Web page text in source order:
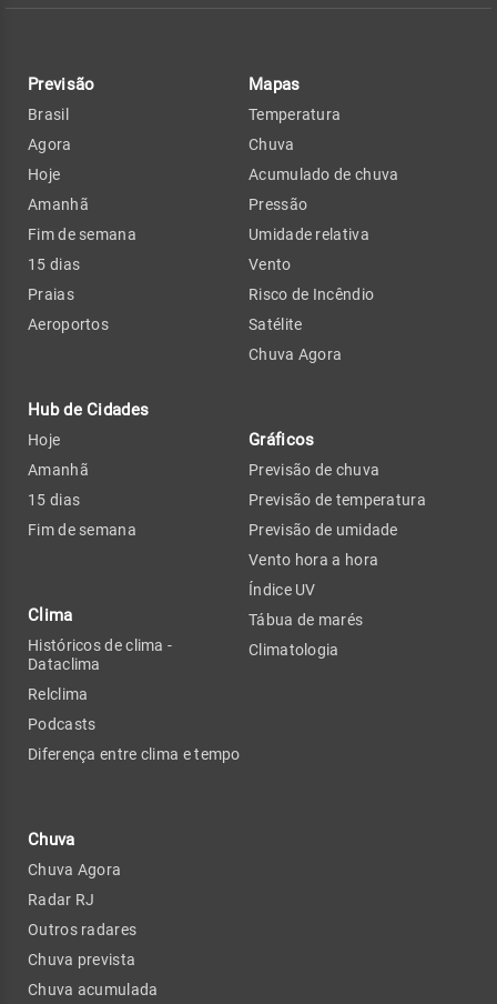
Previsão
Brasil
Agora
Hoje
Amanhã
Fim de semana
15 dias
Praias
Aeroportos
Hub de Cidades
Hoje
Amanhã
15 dias
Fim de semana
Clima
Históricos de clima -
Dataclima
Relclima
Podcasts
Diferença entre clima e tempo
Chuva
Chuva Agora
Radar RJ
Outros radares
Chuva prevista
Chuva acumulada
Mapas
Temperatura
Chuva
Acumulado de chuva
Pressão
Umidade relativa
Vento
Risco de Incêndio
Satélite
Chuva Agora
Gráficos
Previsão de chuva
Previsão de temperatura
Previsão de umidade
Vento hora a hora
Índice UV
Tábua de marés
Climatologia